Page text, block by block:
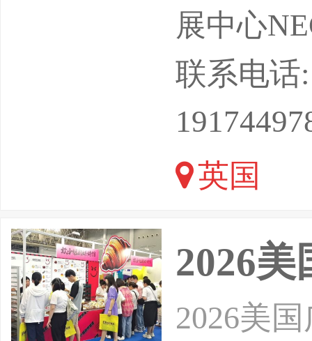
购，开
花及广
025年
会，为
展中心
联系电话
英国
2026
2026美